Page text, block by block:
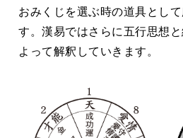
おみくじを選ぶ時の道具とし
す。漢易ではさらに五行思想
よって解釈していきます。